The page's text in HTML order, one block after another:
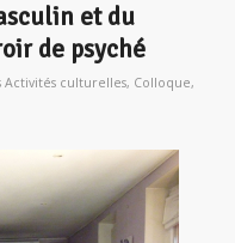
et du
de psyché
Activités culturelles, Colloque,